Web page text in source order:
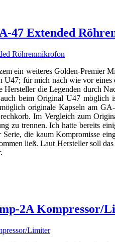
47 Extended
ein weiteres Golden-Premier
U47; für mich nach wie vor
die Legenden durch
beim Original U47
originale Kapseln am
Im Vergleich zum
zu trennen. Ich hatte bereits
Serie, die kaum Kompromisse
ließ. Laut Hersteller soll
2A Kompressor/